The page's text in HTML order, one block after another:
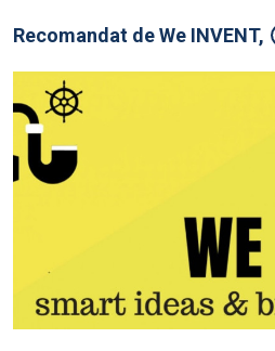
Recomandat deWe INVENT,